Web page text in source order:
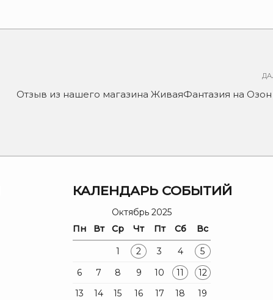
Отзыв из нашего магазина ЖиваяФантазия на Озон
КАЛЕНДАРЬ СОБЫТИЙ
Октябрь 2025
Пн
Вт Ср Чт Пт Сб Вс
1 2 3 4
5
6
7 8 9 10 11
12
13
14 15 16 17 18 19